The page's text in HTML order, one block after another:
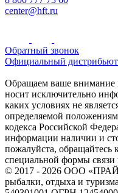
center@hft.ru
Обратный звонок
Официальный
Обращаем ваше внимание
носит исключительно
каких условиях не
определяемой
кодекса Российской
информации наличии и
пожалуйста,
специальной формы связи
© 2017 - 2026 ООО
рыбалки, отдыха и